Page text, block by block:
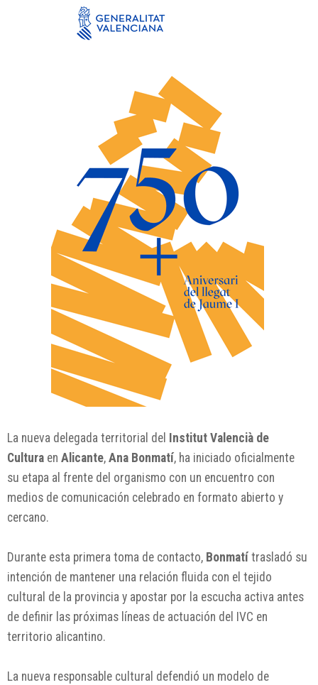
La nueva delegada territorial del
Institut Valencià de
Cultura en Alicante, Ana Bonmatí, ha iniciado oficialmente
su etapa al frente del organismo con un encuentro con
medios de comunicación celebrado en formato abierto y
cercano.
Durante esta primera toma de contacto, Bonmatí trasladó su
intención de mantener una relación fluida con el tejido
cultural de la provincia y apostar por la escucha activa antes
de definir las próximas líneas de actuación del IVC en
territorio alicantino.
La nueva responsable cultural defendió un modelo de